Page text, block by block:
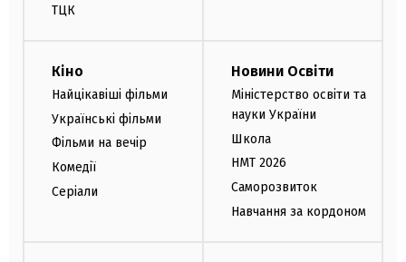
ТЦК
Кіно
Найцікавіші фільми
Українські фільми
Фільми на вечір
Комедії
Серіали
Новини Освіти
Міністерство освіти та
науки України
Школа
НМТ 2026
Саморозвиток
Навчання за кордоном